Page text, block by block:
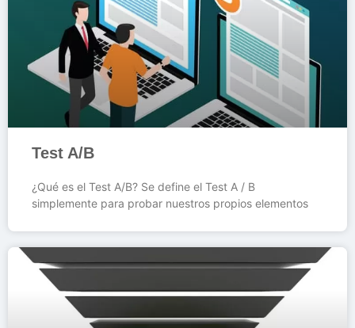
Test A/B
¿Qué es el Test A/B? Se define el Test A / B
simplemente para probar nuestros propios elementos